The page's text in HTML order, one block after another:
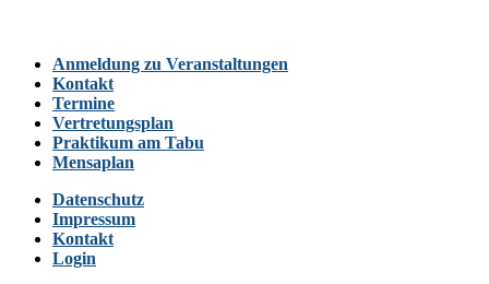
Anmeldung zu Veranstaltungen
Kontakt
Termine
Vertretungsplan
Praktikum am Tabu
Mensaplan
Datenschutz
Impressum
Kontakt
Login